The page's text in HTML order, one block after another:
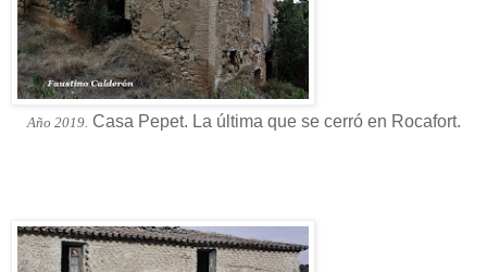
Año 2019. Casa Pepet. La última que se cerró en Rocafort.